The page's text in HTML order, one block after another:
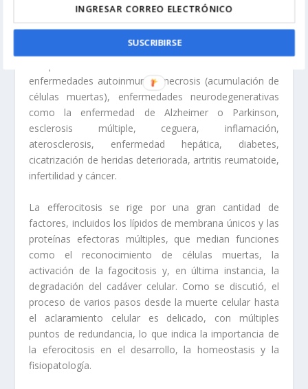
tiempo, hasta que algo sale mal. Los autores describen
algunas de las cosas terribles que suceden cuando los
enfermedades autoinmunes, necrosis (acumulación de
células muertas), enfermedades neurodegenerativas
como la enfermedad de Alzheimer o Parkinson,
esclerosis múltiple, ceguera, inflamación,
aterosclerosis, enfermedad hepática, diabetes,
cicatrización de heridas deteriorada, artritis reumatoide,
infertilidad y cáncer.
La efferocitosis se rige por una gran cantidad de
factores, incluidos los lípidos de membrana únicos y las
proteínas efectoras múltiples, que median funciones
como el reconocimiento de células muertas, la
activación de la fagocitosis y, en última instancia, la
degradación del cadáver celular. Como se discutió, el
proceso de varios pasos desde la muerte celular hasta
el aclaramiento celular es delicado, con múltiples
puntos de redundancia, lo que indica la importancia de
la eferocitosis en el desarrollo, la homeostasis y la
fisiopatología.
SUSCRIBIRSE